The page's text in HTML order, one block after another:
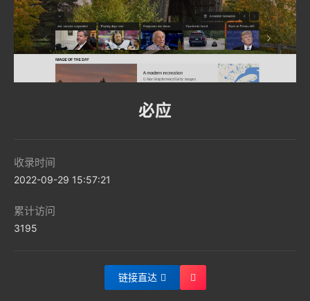
必应
收录时间
2022-09-29 15:57:21
累计访问
3195
链接直达